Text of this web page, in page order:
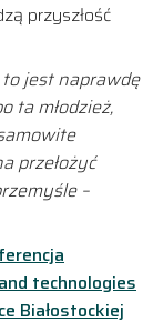
przyszłość
jest naprawdę
ta młodzież,
przełożyć
–
technologies
Białostockiej